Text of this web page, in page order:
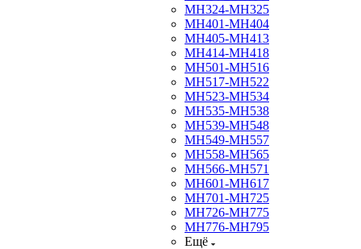
МН324-МН325
МН401-МН404
МН405-МН413
МН414-МН418
МН501-МН516
МН517-МН522
МН523-МН534
МН535-МН538
МН539-МН548
МН549-МН557
МН558-МН565
МН566-МН571
МН601-МН617
МН701-МН725
МН726-МН775
МН776-МН795
Ещё